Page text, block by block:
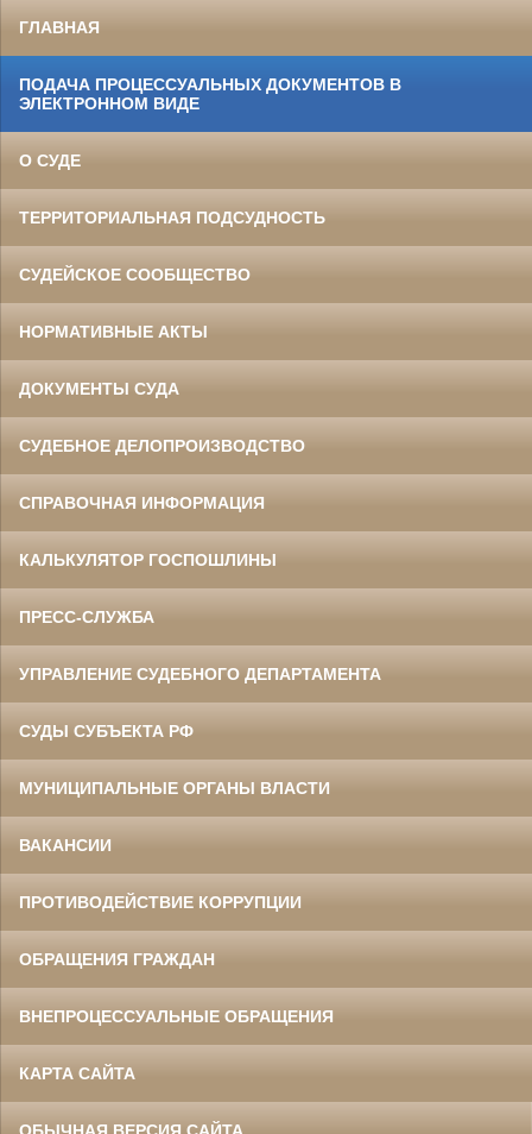
ГЛАВНАЯ
ПОДАЧА ПРОЦЕССУАЛЬНЫХ ДОКУМЕНТОВ В
ЭЛЕКТРОННОМ ВИДЕ
О СУДЕ
ТЕРРИТОРИАЛЬНАЯ ПОДСУДНОСТЬ
СУДЕЙСКОЕ СООБЩЕСТВО
НОРМАТИВНЫЕ АКТЫ
ДОКУМЕНТЫ СУДА
СУДЕБНОЕ ДЕЛОПРОИЗВОДСТВО
СПРАВОЧНАЯ ИНФОРМАЦИЯ
КАЛЬКУЛЯТОР ГОСПОШЛИНЫ
ПРЕСС-СЛУЖБА
УПРАВЛЕНИЕ СУДЕБНОГО ДЕПАРТАМЕНТА
СУДЫ СУБЪЕКТА РФ
МУНИЦИПАЛЬНЫЕ ОРГАНЫ ВЛАСТИ
ВАКАНСИИ
ПРОТИВОДЕЙСТВИЕ КОРРУПЦИИ
ОБРАЩЕНИЯ ГРАЖДАН
ВНЕПРОЦЕССУАЛЬНЫЕ ОБРАЩЕНИЯ
КАРТА САЙТА